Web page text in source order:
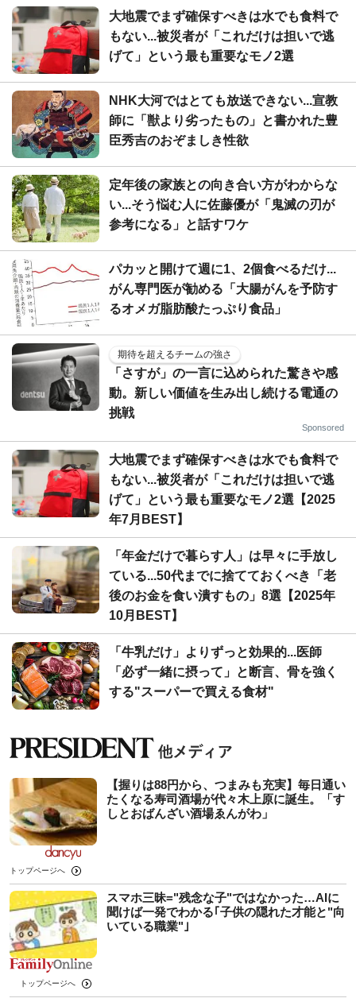
大地震でまず確保すべきは水でも食料で
もない...被災者が「これだけは担いで逃
げて」という最も重要なモノ2選
NHK大河ではとても放送できない...宣教
師に「獣より劣ったもの」と書かれた豊
臣秀吉のおぞましき性欲
定年後の家族との向き合い方がわからな
い...そう悩む人に佐藤優が「鬼滅の刃が
参考になる」と話すワケ
パカッと開けて週に1、2個食べるだけ...
がん専門医が勧める「大腸がんを予防す
るオメガ脂肪酸たっぷり食品」
期待を超えるチームの強さ
「さすが」の一言に込められた驚きや感
動。新しい価値を生み出し続ける電通の
挑戦
Sponsored
大地震でまず確保すべきは水でも食料で
もない...被災者が「これだけは担いで逃
げて」という最も重要なモノ2選【2025
年7月BEST】
「年金だけで暮らす人」は早々に手放し
ている...50代までに捨てておくべき「老
後のお金を食い潰すもの」8選【2025年
10月BEST】
「牛乳だけ」よりずっと効果的...医師
「必ず一緒に摂って」と断言、骨を強く
する"スーパーで買える食材"
【握りは88円から、つまみも充実】毎日通い
たくなる寿司酒場が代々木上原に誕生。「す
しとおばんざい酒場ゑんがわ」
トップページへ
スマホ三昧="残念な子"ではなかった…AIに
聞けば一発でわかる｢子供の隠れた才能と"向
いている職業"｣
トップページへ